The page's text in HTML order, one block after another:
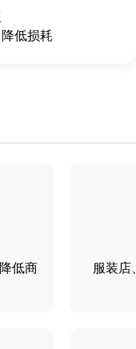
低损耗
低商
服装店